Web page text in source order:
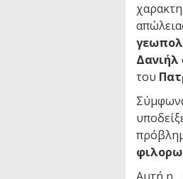
Δανιήλ
του